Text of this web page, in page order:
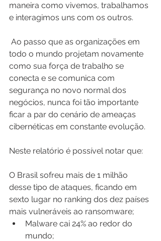
maneira como vivemos, trabalhamos
e interagimos uns com os outros.
todo o mundo projetam novamente
como sua força de trabalho se
conecta e se comunica com
segurança no novo normal dos
negócios, nunca foi tão importante
ficar a par do cenário de ameaças
cibernéticas em constante evolução.
Neste relatório é possível notar que:
O Brasil sofreu mais de 1 milhão
desse tipo de ataques, ficando em
sexto lugar no ranking dos dez países
mais vulneráveis ao ransomware;
Malware cai 24% ao redor do
mundo;